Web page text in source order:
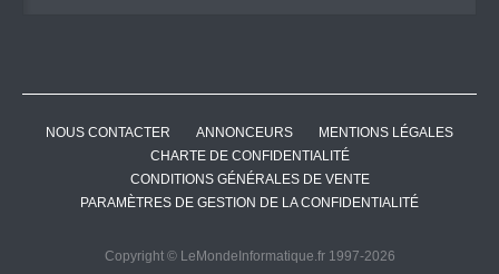
NOUS CONTACTER ANNONCEURS
MENTIONS LÉGALES
CHARTE DE CONFIDENTIALITÉ
CONDITIONS GÉNÉRALES DE VENTE
PARAMÈTRES DE GESTION DE LA CONFIDENTIALITÉ
Copyright © LeMondeInformatique.fr 1997-2026